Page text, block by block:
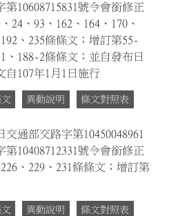
10608715831號令會銜修正
24、93、162、164、170、
、235條條文；增訂第55-
、188-2條條文；並自發布日
自107年1月1日施行
異動說明 條文對照表
交通部交路字第10450048961
10408712331號令會銜修正
、229、231條條文；增訂第
異動說明 條文對照表